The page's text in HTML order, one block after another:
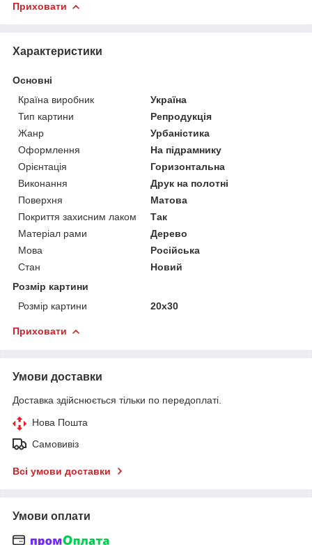
Приховати
Характеристики
Основні
Країна виробник
Україна
Тип картини
Репродукція
Жанр
Урбаністика
Оформлення
На підрамнику
Орієнтація
Горизонтальна
Виконання
Друк на полотні
Поверхня
Матова
Покриття захисним лаком
Так
Матеріал рами
Дерево
Мова
Російська
Стан
Новий
Розмір картини
Розмір картини
20х30
Приховати
Умови доставки
Доставка здійснюється тільки по передоплаті.
Нова Пошта
Самовивіз
Всі умови доставки
Умови оплати